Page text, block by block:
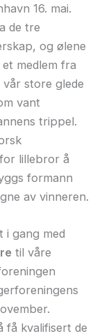
16. mai.
de tre
og ølene
medlem fra
store glede
vant
trippel.
lillebror å
formann
av vinneren.
i gang med
til våre
få kvalifisert de